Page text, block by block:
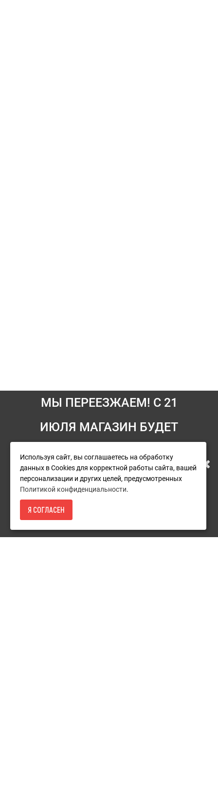
МЫ ПЕРЕЕЗЖАЕМ! С 21
ИЮЛЯ МАГАЗИН БУДЕТ
РАБОТАТЬ ПО НОВОМУ
АДРЕСУ. ПОДРОБНАЯ
ИНФОРМАЦИЯ О ПЕРЕЕЗДЕ
Информация
Условия возврата
О компании
Доставка
Гарантия и сервис
Политика конфиденциальности
Используя сайт, вы соглашаетесь на обработку
данных в Cookies для корректной работы сайта, вашей
персонализации и других целей, предусмотренных
Политикой конфиденциальности.
Я СОГЛАСЕН